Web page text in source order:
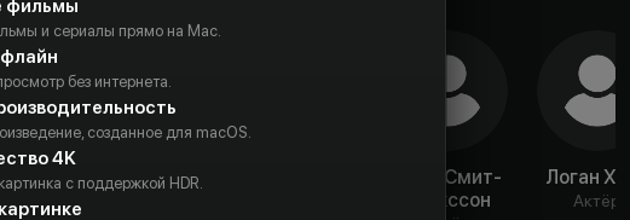
Бриелла
Адия Смит-
Эрикссон
Логан
Актёр
фильмы
и сериалы прямо на Mac.
без интернета.
созданное для macOS.
4K
с поддержкой HDR.